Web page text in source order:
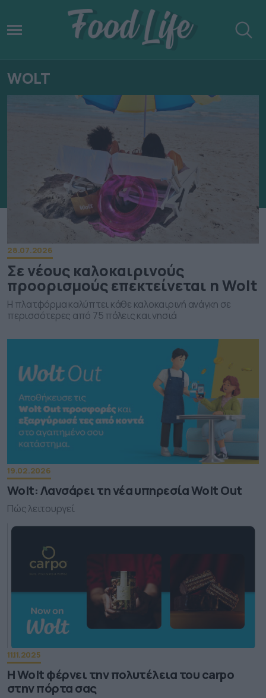
WOLT
28.07.2026
Σε νέους καλοκαιρινούς
προορισμούς επεκτείνεται η Wolt
Η πλατφόρμα καλύπτει κάθε καλοκαιρινή ανάγκη σε
περισσότερες από 75 πόλεις και νησιά
19.02.2026
Wolt: Λανσάρει τη νέα υπηρεσία Wolt Out
Πώς λειτουργεί
11.11.2025
Η Wolt φέρνει την πολυτέλεια του carpo
στην πόρτα σας